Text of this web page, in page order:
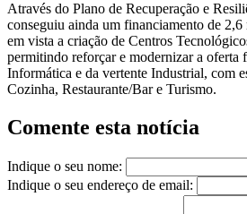
Através do Plano de Recuperação e
conseguiu ainda um financiamento de 2,6
em vista a criação de Centros
permitindo reforçar e modernizar a oferta
Informática e da vertente Industrial, com
Cozinha, Restaurante/Bar e Turismo.
Comente esta notícia
Indique o seu nome:
Indique o seu endereço de email: